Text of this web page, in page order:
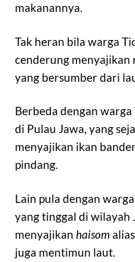
makanannya.
Tak heran bila warga
cenderung menyajikan
yang bersumber dari
Berbeda dengan
di Pulau Jawa, yang
menyajikan ikan
pindang.
Lain pula dengan
yang tinggal di wilayah
menyajikan haisom
juga mentimun laut.